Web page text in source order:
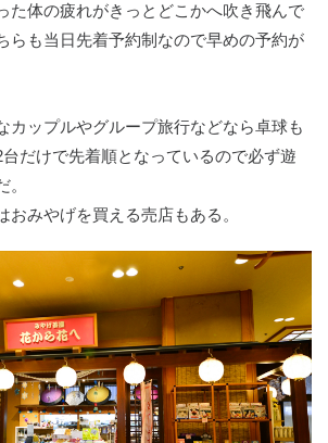
た体の疲れがきっとどこかへ吹き飛んで
らも当日先着予約制なので早めの予約が
カップルやグループ旅行などなら卓球も
だけで先着順となっているので必ず遊
おみやげを買える売店もある。